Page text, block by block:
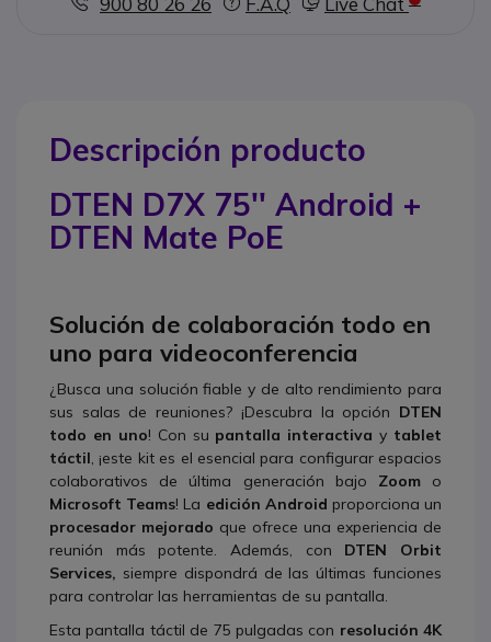
Descripción producto
DTEN D7X 75'' Android +
DTEN Mate PoE
Solución de colaboración todo en
uno para videoconferencia
¿Busca una solución fiable y de alto rendimiento para
sus salas de reuniones? ¡Descubra la opción DTEN
todo en uno! Con su pantalla interactiva y tablet
táctil, ¡este kit es el esencial para configurar espacios
colaborativos de última generación bajo Zoomo
Microsoft Teams! La edición Android proporciona un
procesador mejorado que ofrece una experiencia de
reunión más potente. Además, con DTEN Orbit
Services, siempre dispondrá de las últimas funciones
para controlar las herramientas de su pantalla.
Esta pantalla táctil de 75 pulgadas con resolución 4K